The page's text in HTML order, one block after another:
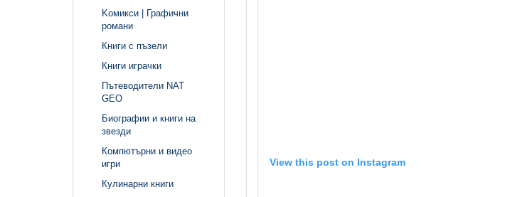
Kомикси | Графични
романи
Книги с пъзели
Книги играчки
Пътеводители NAT
GEO
Биографии и книги на
звезди
Компютърни и видео
игри
Кулинарни книги
View this post on Instagram